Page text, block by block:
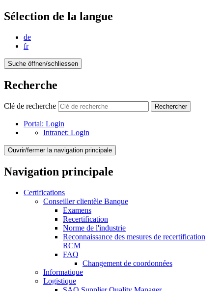
Sélection de la langue
de
fr
Suche öffnen/schliessen
Recherche
Clé de recherche Rechercher
Portal: Login
Intranet: Login
Ouvrir/fermer la navigation principale
Navigation principale
Certifications
Conseiller clientèle Banque
Examens
Recertification
Norme de l'industrie
Reconnaissance des mesures de recertification
RCM
FAQ
Changement de coordonnées
Informatique
Logistique